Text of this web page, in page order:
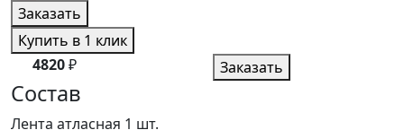
Заказать
Купить в 1 клик
4820₽ Заказать
Состав
Лента атласная 1 шт.